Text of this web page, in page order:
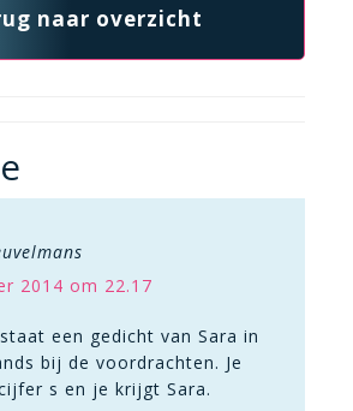
naar overzicht
2014 om 22.17
een gedicht van Sara in
bij de voordrachten. Je
s en je krijgt Sara.